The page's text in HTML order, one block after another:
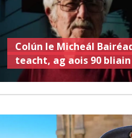
Colún le Micheál
teacht, ag aois 90 bliain